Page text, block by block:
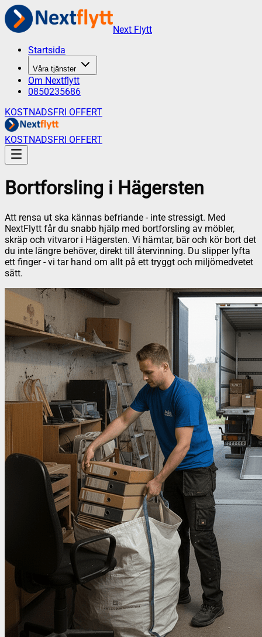
Next Flytt
Startsida
Våra tjänster
Om Nextflytt
0850235686
KOSTNADSFRI OFFERT
KOSTNADSFRI OFFERT
Bortforsling i Hägersten
Att rensa ut ska kännas befriande - inte stressigt. Med
NextFlytt får du snabb hjälp med bortforsling av möbler,
skräp och vitvaror i Hägersten. Vi hämtar, bär och kör bort det
du inte längre behöver, direkt till återvinning. Du slipper lyfta
ett finger - vi tar hand om allt på ett tryggt och miljömedvetet
sätt.